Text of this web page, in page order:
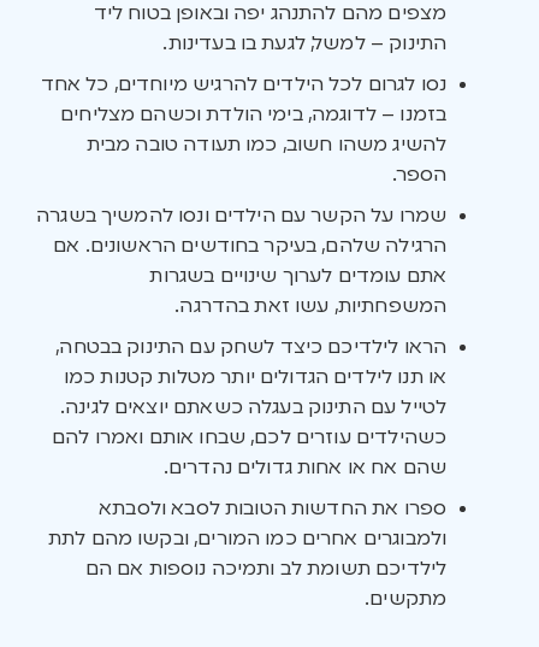
מצפים מהם להתנהג יפה ובאופן בטוח ליד
התינוק – למשל, לגעת בו בעדינות.
נסו לגרום לכל הילדים להרגיש מיוחדים, כל אחד
בזמנו – לדוגמה, בימי הולדת וכשהם מצליחים
להשיג משהו חשוב, כמו תעודה טובה מבית
הספר.
שמרו על הקשר עם הילדים ונסו להמשיך בשגרה
הרגילה שלהם, בעיקר בחודשים הראשונים. אם
אתם עומדים לערוך שינויים בשגרות
המשפחתיות, עשו זאת בהדרגה.
הראו לילדיכם כיצד לשחק עם התינוק בבטחה,
או תנו לילדים הגדולים יותר מטלות קטנות כמו
לטייל עם התינוק בעגלה כשאתם יוצאים לגינה.
כשהילדים עוזרים לכם, שבחו אותם ואמרו להם
שהם אח או אחות גדולים נהדרים.
ספרו את החדשות הטובות לסבא ולסבתא
ולמבוגרים אחרים כמו המורים, ובקשו מהם לתת
לילדיכם תשומת לב ותמיכה נוספות אם הם
מתקשים.